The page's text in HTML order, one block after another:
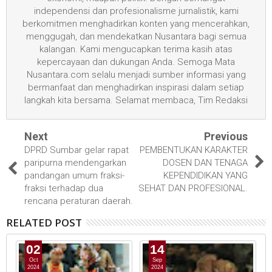
independensi dan profesionalisme jurnalistik, kami
berkomitmen menghadirkan konten yang mencerahkan,
menggugah, dan mendekatkan Nusantara bagi semua
kalangan. Kami mengucapkan terima kasih atas
kepercayaan dan dukungan Anda. Semoga Mata
Nusantara.com selalu menjadi sumber informasi yang
bermanfaat dan menghadirkan inspirasi dalam setiap
langkah kita bersama. Selamat membaca, Tim Redaksi
Next
DPRD Sumbar gelar rapat
paripurna mendengarkan
pandangan umum fraksi-
fraksi terhadap dua
rencana peraturan daerah.
Previous
PEMBENTUKAN KARAKTER
DOSEN DAN TENAGA
KEPENDIDIKAN YANG
SEHAT DAN PROFESIONAL.
RELATED POST
02
Oct
2024
14
Sep
2024